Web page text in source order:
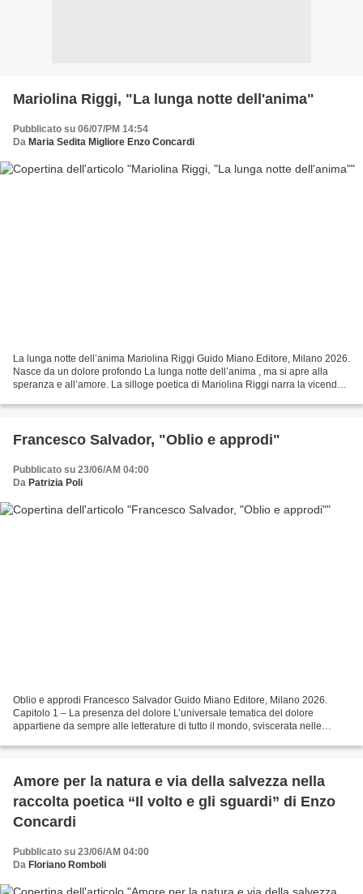
Mariolina Riggi, "La lunga notte dell'anima"
Pubblicato su 06/07/PM 14:54
Da Maria Sedita Migliore Enzo Concardi
La lunga notte dell’anima Mariolina Riggi Guido Miano Editore, Milano 2026.
Nasce da un dolore profondo La lunga notte dell’anima , ma si apre alla
speranza e all’amore. La silloge poetica di Mariolina Riggi narra la vicenda
Francesco Salvador, "Oblio e approdi"
Pubblicato su 23/06/AM 04:00
Da Patrizia Poli
Oblio e approdi Francesco Salvador Guido Miano Editore, Milano 2026.
Capitolo 1 – La presenza del dolore L’universale tematica del dolore
appartiene da sempre alle letterature di tutto il mondo, sviscerata nelle
Amore per la natura e via della salvezza nella
raccolta poetica “Il volto e gli sguardi” di Enzo
Concardi
Pubblicato su 23/06/AM 04:00
Da Floriano Romboli